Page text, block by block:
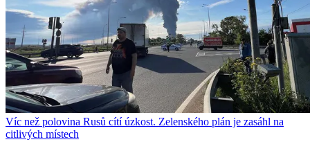
Víc než polovina Rusů cítí úzkost. Zelenského plán je zasáhl na
citlivých místech